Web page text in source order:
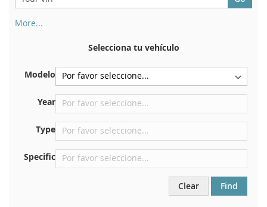
More...
certificado de registro. Y también en el coche.
En la placa inferior del asiento delantero derecho
Centrar contra el mamparo debajo del capó.
Justo en el compartimento del motor.
En el pilar de la puerta trasera derecha
Selecciona tu vehículo
Modelo
Year
Type
Specific
Clear Find